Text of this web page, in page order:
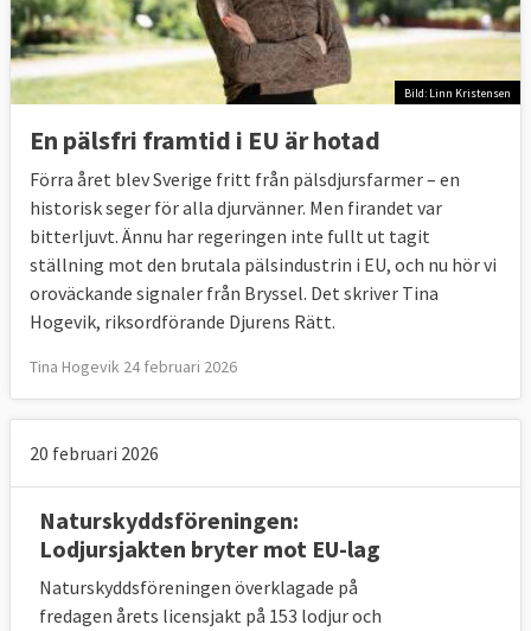
Bild: Linn Kristensen
En pälsfri framtid i EU är hotad
Förra året blev Sverige fritt från pälsdjursfarmer – en
historisk seger för alla djurvänner. Men firandet var
bitterljuvt. Ännu har regeringen inte fullt ut tagit
ställning mot den brutala pälsindustrin i EU, och nu hör vi
oroväckande signaler från Bryssel. Det skriver Tina
Hogevik, riksordförande Djurens Rätt.
Tina Hogevik 24 februari 2026
20 februari 2026
Naturskyddsföreningen:
Lodjursjakten bryter mot EU-lag
Naturskyddsföreningen överklagade på
fredagen årets licensjakt på 153 lodjur och